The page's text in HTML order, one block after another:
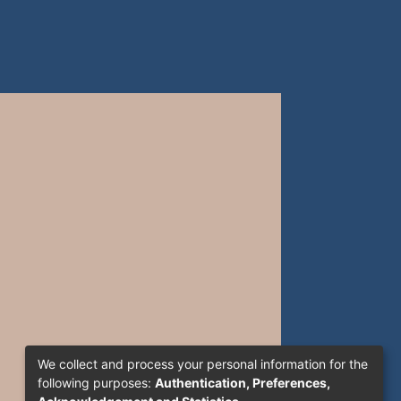
We collect and process your personal information for the
following purposes: Authentication, Preferences,